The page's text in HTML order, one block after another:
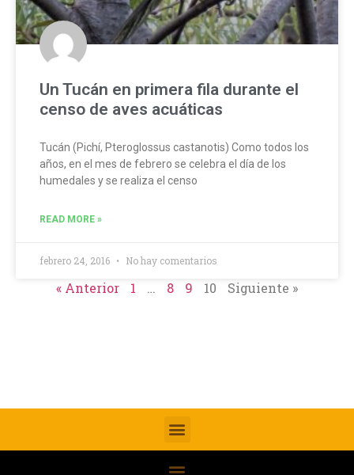
Un Tucán en primera fila durante el
censo de aves acuáticas
Tucán (Pichí, Pteroglossus castanotis) Como todos los
años, en el mes de febrero se celebra el día de los
humedales y se realiza el censo
READ MORE »
febrero 24, 2016 No hay comentarios
« Anterior 1 … 8 9 10 Siguiente »